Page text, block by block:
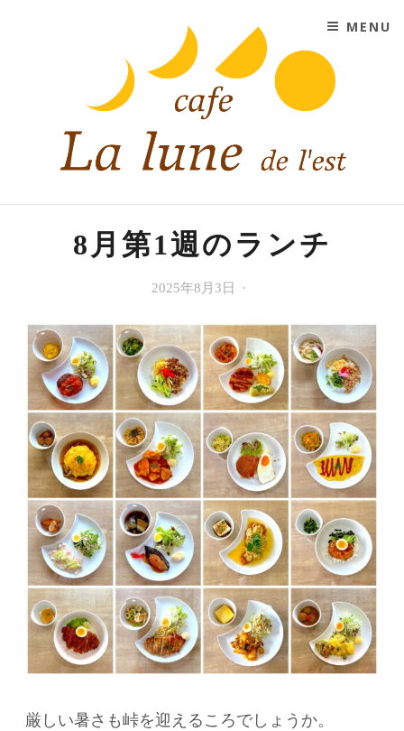
お店
MENU
8月第1週のランチ
今
の
ラ
ン
チ
2025年8月3日
lune
de
l'est
厳しい暑さも峠を迎えるころでしょうか。